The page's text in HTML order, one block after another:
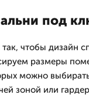
под
чтобы дизайн
размеры
можно
зоной или